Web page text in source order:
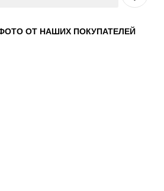
ОТ НАШИХ ПОКУПАТЕЛЕЙ